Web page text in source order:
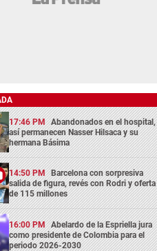
17:46 PM Abandonados en el hospital,
así permanecen Nasser Hilsaca y su
hermana Básima
14:50 PM Barcelona con sorpresiva
salida de figura, revés con Rodri y oferta
de 115 millones
16:00 PM Abelardo de la Espriella jura
como presidente de Colombia para el
periodo 2026-2030